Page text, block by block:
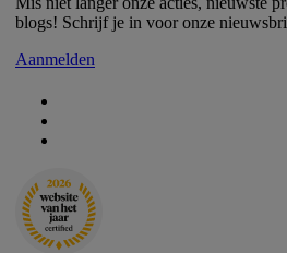
blogs! Schrijf je in voor onze
Aanmelden